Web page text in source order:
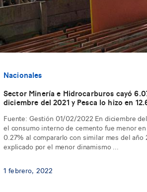
Nacionales
Sector Minería e Hidrocarburos cayó
diciembre del 2021 y Pesca lo hizo en
Fuente: Gestión 01/02/2022 En diciembre del
el consumo interno de cemento fue menor en
0.27% al compararlo con similar mes del año
explicado por el menor dinamismo ...
1 febrero, 2022